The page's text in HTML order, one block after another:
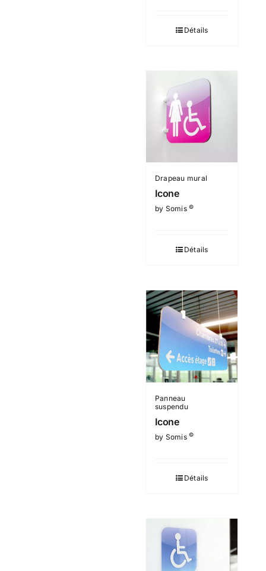
Détails
Drapeau mural
Icone
by Somis©
Détails
Panneau
suspendu
Icone
by Somis©
Détails